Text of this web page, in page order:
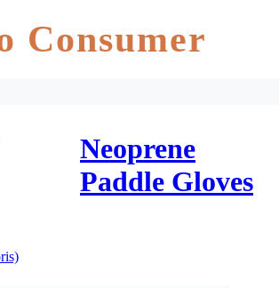
Consumer
Neoprene
Paddle Gloves